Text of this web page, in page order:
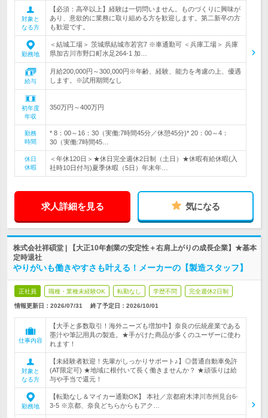
対象と
なる方
【必須：高卒以上】経験は一切問いません。ものづくりに興味が
あり、意欲的に業務に取り組める方を歓迎します。第二新卒の方
も歓迎です。
勤務地
＜結城工場＞ 茨城県結城市若宮7 ※車通勤可 ＜兵庫工場＞ 兵庫
県加古川市野口町水足264-1 加…
給与
月給200,000円～300,000円※年齢、経験、能力を考慮の上、優遇
します。※試用期間なし
初年度
年収
350万円～400万円
勤務
時間
* 8：00～16：30（実働:7時間45分／休憩45分)* 20：00～4：
30（実働:7時間45…
休日
休暇
＜年休120日＞★休日完全週休2日制（土日）★休暇有給休暇(入
社時10日付与)夏季休暇（5日）年末年…
求人詳細を見る 気になる
株式会社祥碩堂 | 【大正10年創業の安定性＋右肩上がりの成長企業】★基本
定時退社
やりがいも働きやすさも叶える！メーカーの【製造スタッフ】
正社員 職種・業種未経験OK 転勤なし 学歴不問 完全週休2日制
情報更新日：2026/07/31 終了予定日： 2026/10/01
仕事内容
【大手と多数取引！海外ニーズも増加中】奈良の伝統産業である
墨汁や筆記用具の製造。★手がけた商品が多くのユーザーに使わ
れます！
対象と
なる方
【未経験者歓迎！先輩がしっかりサポート♪】◎普通自動車免許
(AT限定可) ★地域に根付いて長く働きませんか？ ★頑張りは給
与や手当で還元！
勤務地
【転勤なし＆マイカー通勤OK】 本社／京都府木津川市州見台6-
3-5 ※京都、奈良どちらからもアク…